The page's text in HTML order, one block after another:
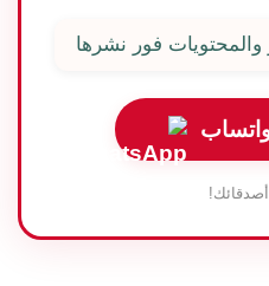
فور نشرها